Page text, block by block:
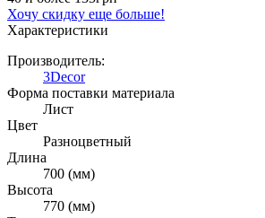
Хочу скидку еще больше!
Характеристики
Производитель:
3Decor
Форма поставки материала
Лист
Цвет
Разноцветный
Длина
700 (мм)
Высота
770 (мм)